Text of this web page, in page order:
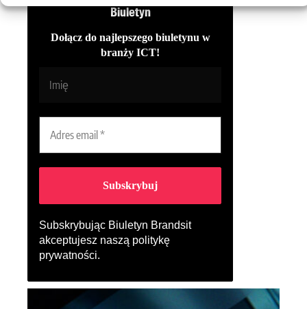
Biuletyn
Dołącz do najlepszego biuletynu w
branży ICT!
Subskrybując Biuletyn Brandsit
akceptujesz naszą politykę
prywatności.